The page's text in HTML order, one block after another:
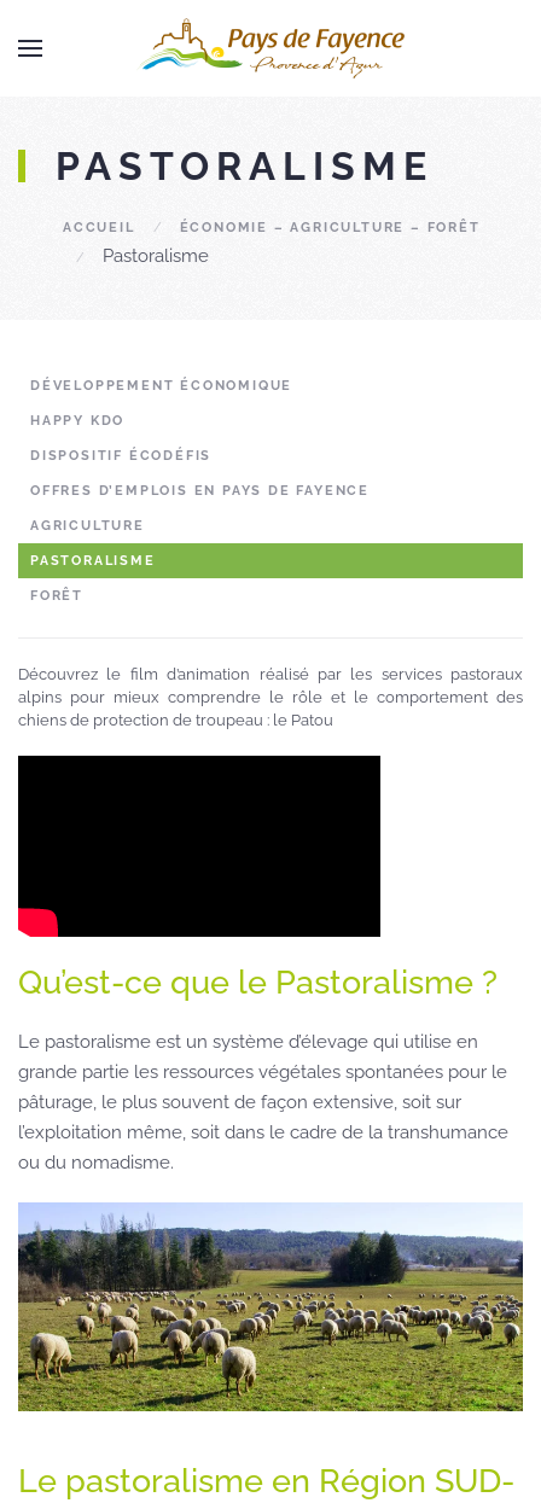
Skip to main content
PASTORALISME
ACCUEIL ÉCONOMIE – AGRICULTURE – FORÊT
Pastoralisme
DÉVELOPPEMENT ÉCONOMIQUE
HAPPY KDO
DISPOSITIF ÉCODÉFIS
OFFRES D’EMPLOIS EN PAYS DE FAYENCE
AGRICULTURE
PASTORALISME
FORÊT
Découvrez le film d’animation réalisé par les services pastoraux
alpins pour mieux comprendre le rôle et le comportement des
chiens de protection de troupeau : le Patou
Qu’est-ce que le Pastoralisme ?
Le pastoralisme est un système d’élevage qui utilise en
grande partie les ressources végétales spontanées pour le
pâturage, le plus souvent de façon extensive, soit sur
l’exploitation même, soit dans le cadre de la transhumance
ou du nomadisme.
Le pastoralisme en Région SUD-